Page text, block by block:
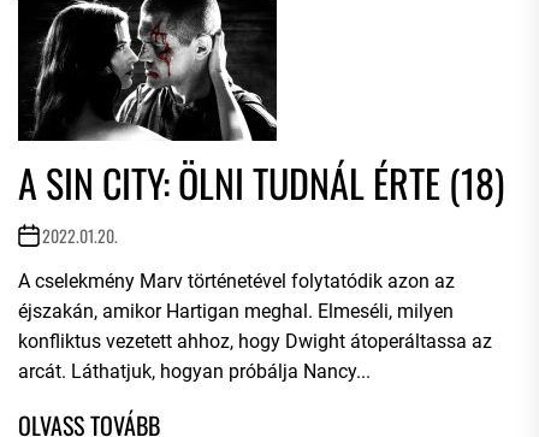
A SIN CITY: ÖLNI TUDNÁL ÉRTE (18)
2022.01.20.
A cselekmény Marv történetével folytatódik azon az
éjszakán, amikor Hartigan meghal. Elmeséli, milyen
konfliktus vezetett ahhoz, hogy Dwight átoperáltassa az
arcát. Láthatjuk, hogyan próbálja Nancy...